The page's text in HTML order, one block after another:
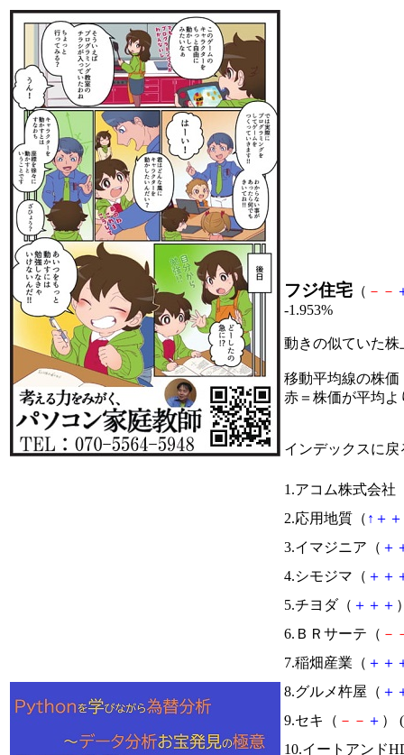
フジ住宅 （ － －
-1.953%
動きの似ていた
移動平均線の株価
赤＝株価が平均
インデックスに戻
1.アコム株式会社
2.応用地質（ ↑ ＋ ＋
3.イマジニア（ ＋
4.シモジマ（ ＋ ＋
5.チヨダ（ ＋ ＋ ＋
6.ＢＲサーテ（ －
7.稲畑産業（ ＋ ＋
8.グルメ杵屋（ ＋
9.セキ（ － － ＋ ） (
10.イートアンド